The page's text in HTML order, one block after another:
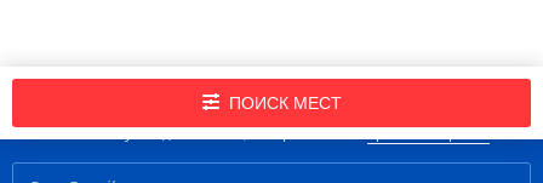
ПОИСК МЕСТ
Подпишись на нашу рассылку новостей!
Нажимая кнопку «Подписаться», вы принимаетеправила портала